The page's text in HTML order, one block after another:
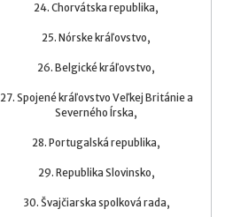
24. Chorvátska republika,
25. Nórske kráľovstvo,
26. Belgické kráľovstvo,
27. Spojené kráľovstvo Veľkej Británie a
Severného Írska,
28. Portugalská republika,
29. Republika Slovinsko,
30. Švajčiarska spolková rada,